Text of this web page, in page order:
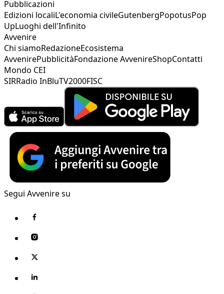
Pubblicazioni
Edizioni localiL'economia civileGutenbergPopotusPop
UpLuoghi dell'Infinito
Avvenire
Chi siamoRedazioneEcosistema
AvvenirePubblicitàFondazione AvvenireShopContatti
Mondo CEI
SIRRadio InBluTV2000FISC
Segui Avvenire su